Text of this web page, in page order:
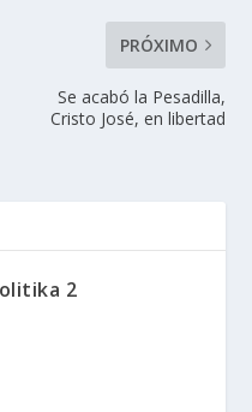
PRÓXIMO
Se acabó la Pesadilla,
Cristo José, en libertad
2